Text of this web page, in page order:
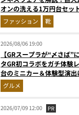
オンの洗える1万円台セッ
ファッション 靴
2026/08/06 19:00
【GRスープラが“〆さば”
タGR初コラボをガチ体験
台のミニカー＆体験型演
奮間違いなし
グルメ
2026/07/09 12:00 PR